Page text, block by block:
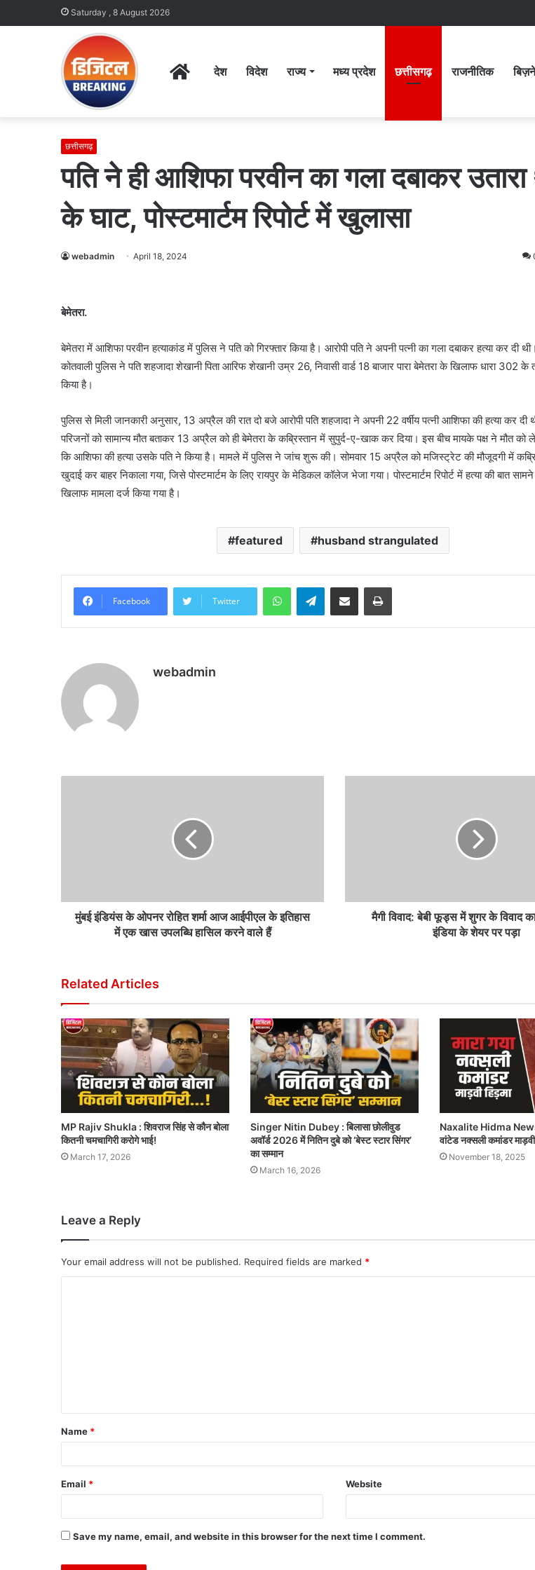
Saturday , 8 August 2026
Homeदेश विदेश राज्य मध्य प्रदेश छत्तीसगढ़ राजनीतिक
छत्तीसगढ़
पति ने ही आशिफा परवीन का गला दबाकर उतारा
के घाट, पोस्टमार्टम रिपोर्ट में खुलासा
webadmin April 18, 2024
बेमेतरा.
बेमेतरा में आशिफा परवीन हत्याकांड में पुलिस ने पति को गिरफ्तार किया है। आरोपी पति ने अपनी पत्नी का गला दबाकर हत्या कर दी
कोतवाली पुलिस ने पति शहजादा शेखानी पिता आरिफ शेखानी उम्र 26, निवासी वार्ड 18 बाजार पारा बेमेतरा के खिलाफ धारा 302 के
किया है।
पुलिस से मिली जानकारी अनुसार, 13 अप्रैल की रात दो बजे आरोपी पति शहजादा ने अपनी 22 वर्षीय पत्नी आशिफा की हत्या कर दी
परिजनों को सामान्य मौत बताकर 13 अप्रैल को ही बेमेतरा के कब्रिस्तान में सुपुर्द-ए-खाक कर दिया। इस बीच मायके पक्ष ने मौत
कि आशिफा की हत्या उसके पति ने किया है। मामले में पुलिस ने जांच शुरू की। सोमवार 15 अप्रैल को मजिस्ट्रेट की मौजूदगी में
खुदाई कर बाहर निकाला गया, जिसे पोस्टमार्टम के लिए रायपुर के मेडिकल कॉलेज भेजा गया। पोस्टमार्टम रिपोर्ट में हत्या की बात
खिलाफ मामला दर्ज किया गया है।
featured husband strangulated
Facebook Twitter
WhatsAppTelegramShare via Email Print
webadmin
मुंबई इंडियंस के ओपनर रोहित शर्मा आज आईपीएल के इतिहास
में एक खास उपलब्धि हासिल करने वाले हैं
मैगी विवाद: बेबी फूड्स में शुगर के विवाद
इंडिया के शेयर पर पड़ा
Related Articles
MP Rajiv Shukla : शिवराज सिंह से कौन बोला
कितनी चमचागिरी करोगे भाई!
March 17, 2026
Singer Nitin Dubey : बिलासा छोलीवुड
अवॉर्ड 2026 में नितिन दुबे को ‘बेस्ट स्टार सिंगर’
का सम्मान
March 16, 2026
Naxalite Hidma News
वांटेड नक्सली कमांडर माड़वी
November 18, 2025
Leave a Reply
Your email address will not be published. Required fields are marked *
Name *
Email * Website
Save my name, email, and website in this browser for the next time I comment.